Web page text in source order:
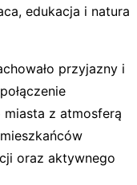
edukacja i natura
przyjazny i
z atmosferą
oraz aktywnego